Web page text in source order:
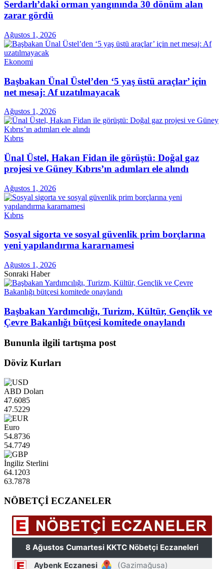
Serdarlı’daki orman yangınında 30 dönüm alan
zarar gördü
Ağustos 1, 2026
Ekonomi
Başbakan Ünal Üstel’den ‘5 yaş üstü araçlar’ için
net mesaj: Af uzatılmayacak
Ağustos 1, 2026
Kıbrıs
Ünal Üstel, Hakan Fidan ile görüştü: Doğal gaz
projesi ve Güney Kıbrıs’ın adımları ele alındı
Ağustos 1, 2026
Kıbrıs
Sosyal sigorta ve sosyal güvenlik prim borçlarına
yeni yapılandırma kararnamesi
Ağustos 1, 2026
Sonraki Haber
Başbakan Yardımcılığı, Turizm, Kültür, Gençlik ve
Çevre Bakanlığı bütçesi komitede onaylandı
Bununla ilgili tartışma post
Döviz Kurları
ABD Doları
47.6085
47.5229
Euro
54.8736
54.7749
İngiliz Sterlini
64.1203
63.7878
NÖBETÇİ ECZANELER